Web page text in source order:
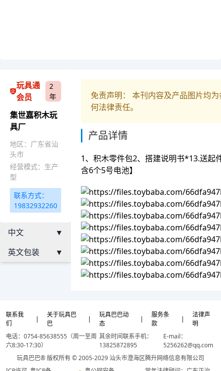
玩具通
会员
2
年
集世嘉积木玩
具厂
地区：广东省汕
头市
经营模式：生产
型
联系方式：
19832932260
中文
▼
英文包装
▼
免责声明： 本刊内容及产品图片均
何法律责任。
产品详情
1、积木零件包2、搭建说明书*13.送起
含6个5号电池】
联系我
们
|
关于玩具巴
巴
|
玩具巴巴动
态
|
服务条
款
|
法律声
明
电话：0754-85638555（周一至周
六8:30-17:30）
其余时间联系手机：
13825872895
E-mail：
5256262@qq.com
玩具巴巴® 版权所有 © 2005-2029 汕头市澄海区腾升网络信息有限公司